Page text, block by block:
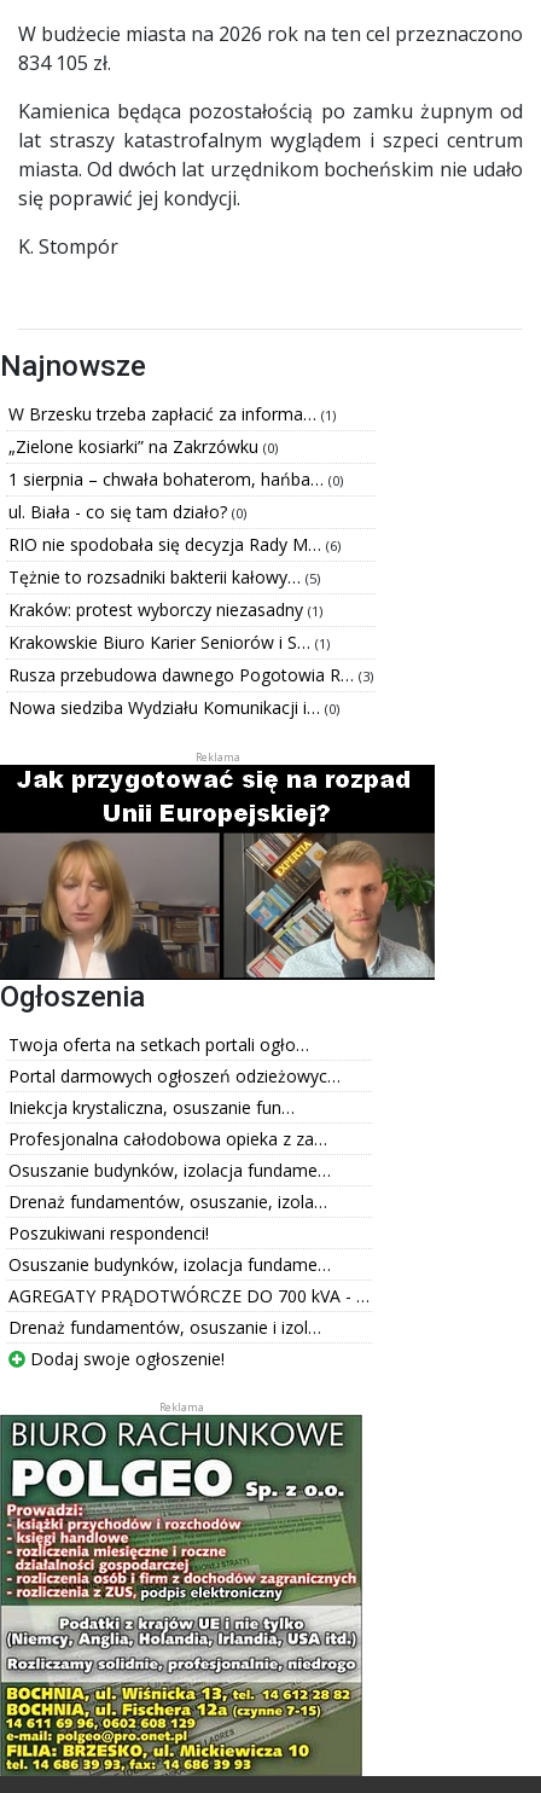
W budżecie miasta na 2026 rok na ten cel przeznaczono
834 105 zł.
Kamienica będąca pozostałością po zamku żupnym od
lat straszy katastrofalnym wyglądem i szpeci centrum
miasta. Od dwóch lat urzędnikom bocheńskim nie udało
się poprawić jej kondycji.
K. Stompór
Najnowsze
W Brzesku trzeba zapłacić za informa… (1)
„Zielone kosiarki” na Zakrzówku (0)
1 sierpnia – chwała bohaterom, hańba… (0)
ul. Biała - co się tam działo? (0)
RIO nie spodobała się decyzja Rady M… (6)
Tężnie to rozsadniki bakterii kałowy… (5)
Kraków: protest wyborczy niezasadny (1)
Krakowskie Biuro Karier Seniorów i S… (1)
Rusza przebudowa dawnego Pogotowia R… (3)
Nowa siedziba Wydziału Komunikacji i… (0)
Ogłoszenia
Twoja oferta na setkach portali ogło…
Portal darmowych ogłoszeń odzieżowyc…
Iniekcja krystaliczna, osuszanie fun…
Profesjonalna całodobowa opieka z za…
Osuszanie budynków, izolacja fundame…
Drenaż fundamentów, osuszanie, izola…
Poszukiwani respondenci!
Osuszanie budynków, izolacja fundame…
AGREGATY PRĄDOTWÓRCZE DO 700 kVA - …
Drenaż fundamentów, osuszanie i izol…
Dodaj swoje ogłoszenie!